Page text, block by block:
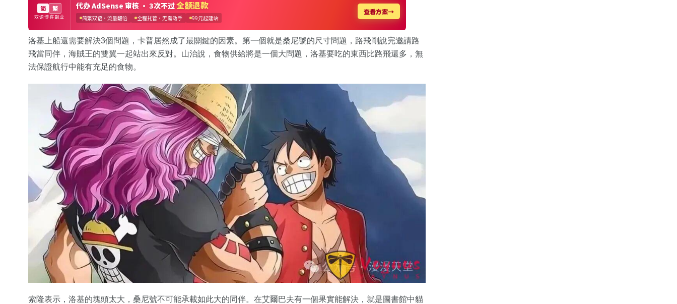
洛基上船還需要解決3個問題，卡普居然成了最關鍵的因素。第一個就是桑尼號的尺寸問題，路飛剛說完邀請路
飛當同伴，海賊王的雙翼一起站出來反對。山治說，食物供給將是一個大問題，洛基要吃的東西比路飛還多，無
法保證航行中能有充足的食物。
索隆表示，洛基的塊頭太大，桑尼號不可能承載如此大的同伴。在艾爾巴夫有一個果實能解決，就是圖書館中貓